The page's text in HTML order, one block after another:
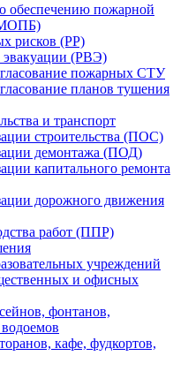
обеспечению пожарной
рисков (РР)
эвакуации (РВЭ)
пожарных СТУ
планов тушения
и транспорт
строительства (ПОС)
демонтажа (ПОД)
капитального ремонта
дорожного движения
работ (ППР)
учреждений
и офисных
фонтанов,
кафе, фудкортов,